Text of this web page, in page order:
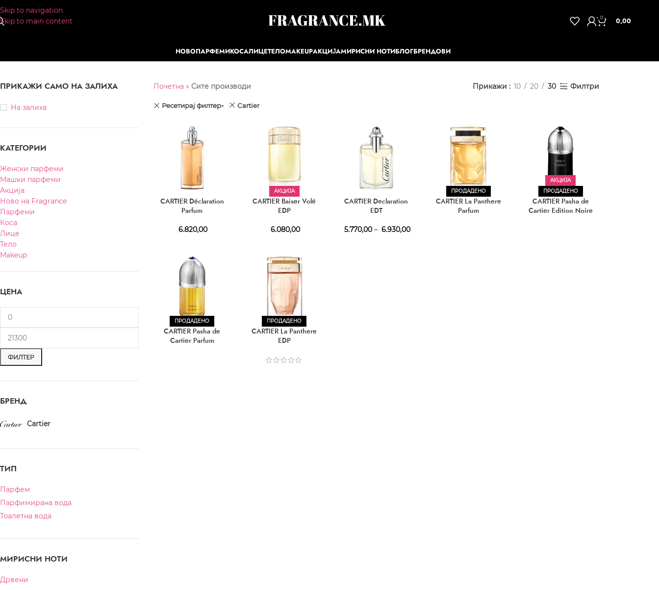
Skip to navigation
Skip to main content
0 0,00
НОВОПАРФЕМИКОСАЛИЦЕТЕЛОMAKEUPАКЦИЈАМИРИСНИ НОТИБЛОГБРЕНДОВИ
ПРИКАЖИ САМО НА ЗАЛИХА
На залиха
КАТЕГОРИИ
Женски парфеми
Машки парфеми
Акција
Ново на Fragrance
Парфеми
Коса
Лице
Тело
Makeup
ЦЕНА
ФИЛТЕР
БРЕНД
Cartier
ТИП
Парфем
Парфимирана вода
Тоалетна вода
МИРИСНИ НОТИ
Дрвени
Почетна » Сите производи Прикажи 10 20 30 Филтри
Ресетирај филтер Cartier
CARTIER Déclaration
Parfum
6.820,00
АКЦИЈА
CARTIER Baiser Volé
EDP
6.080,00
CARTIER Declaration
EDT
5.770,00 – 6.930,00
ПРОДАДЕНО
CARTIER La Panthere
Parfum
АКЦИЈА
ПРОДАДЕНО
CARTIER Pasha de
Cartier Edition Noire
ПРОДАДЕНО
CARTIER Pasha de
Cartier Parfum
ПРОДАДЕНО
CARTIER La Panthere
EDP